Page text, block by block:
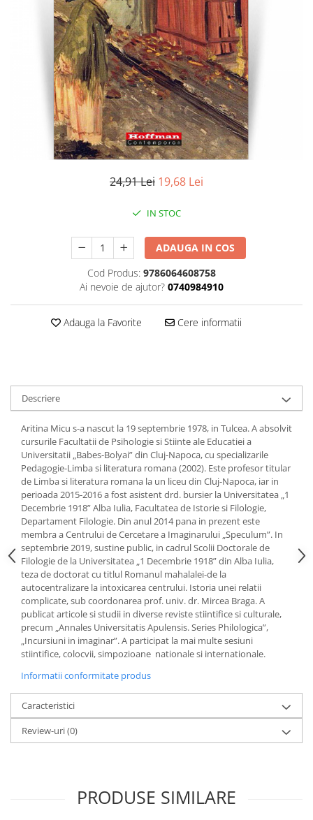
Literatura
Contemporana
Universala
Universala
Non-fictiune
Sociologie si filozofie
24,91 Lei 19,68 Lei
IN STOC
ADAUGA IN COS
Cod Produs: 9786064608758
Ai nevoie de ajutor? 0740984910
Adauga la Favorite Cere informatii
Descriere
Aritina Micu s-a nascut la 19 septembrie 1978, in Tulcea. A absolvit
cursurile Facultatii de Psihologie si Stiinte ale Educatiei a
Universitatii „Babes-Bolyai” din Cluj-Napoca, cu specializarile
Pedagogie-Limba si literatura romana (2002). Este profesor titular
de Limba si literatura romana la un liceu din Cluj-Napoca, iar in
perioada 2015-2016 a fost asistent drd. bursier la Universitatea „1
Decembrie 1918” Alba Iulia, Facultatea de Istorie si Filologie,
Departament Filologie. Din anul 2014 pana in prezent este
membra a Centrului de Cercetare a Imaginarului „Speculum”. In
septembrie 2019, sustine public, in cadrul Scolii Doctorale de
Filologie de la Universitatea „1 Decembrie 1918” din Alba Iulia,
teza de doctorat cu titlul Romanul mahalalei-de la
autocentralizare la intoxicarea centrului. Istoria unei relatii
complicate, sub coordonarea prof. univ. dr. Mircea Braga. A
publicat articole si studii in diverse reviste stiintifice si culturale,
precum „Annales Universitatis Apulensis. Series Philologica”,
„Incursiuni in imaginar”. A participat la mai multe sesiuni
stiintifice, colocvii, simpozioane nationale si internationale.
Informatii conformitate produs
Caracteristici
Review-uri(0)
PRODUSE SIMILARE